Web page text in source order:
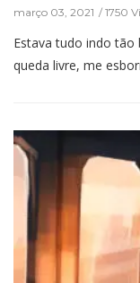
março 03, 2021 1750
Estava tudo indo tão
queda livre, me